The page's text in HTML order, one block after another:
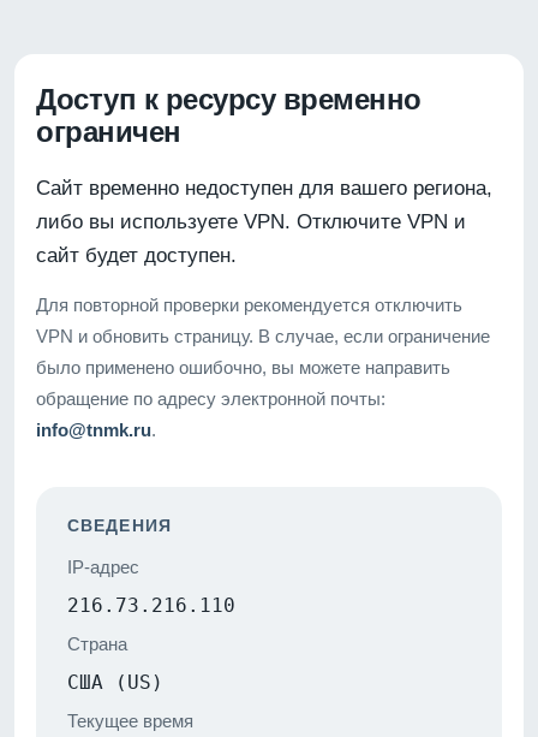
Доступ к ресурсу временно
ограничен
Сайт временно недоступен для вашего региона,
либо вы используете VPN. Отключите VPN и
сайт будет доступен.
Для повторной проверки рекомендуется отключить
VPN и обновить страницу. В случае, если ограничение
было применено ошибочно, вы можете направить
обращение по адресу электронной почты:
info@tnmk.ru.
СВЕДЕНИЯ
IP-адрес
216.73.216.110
Страна
США (US)
Текущее время